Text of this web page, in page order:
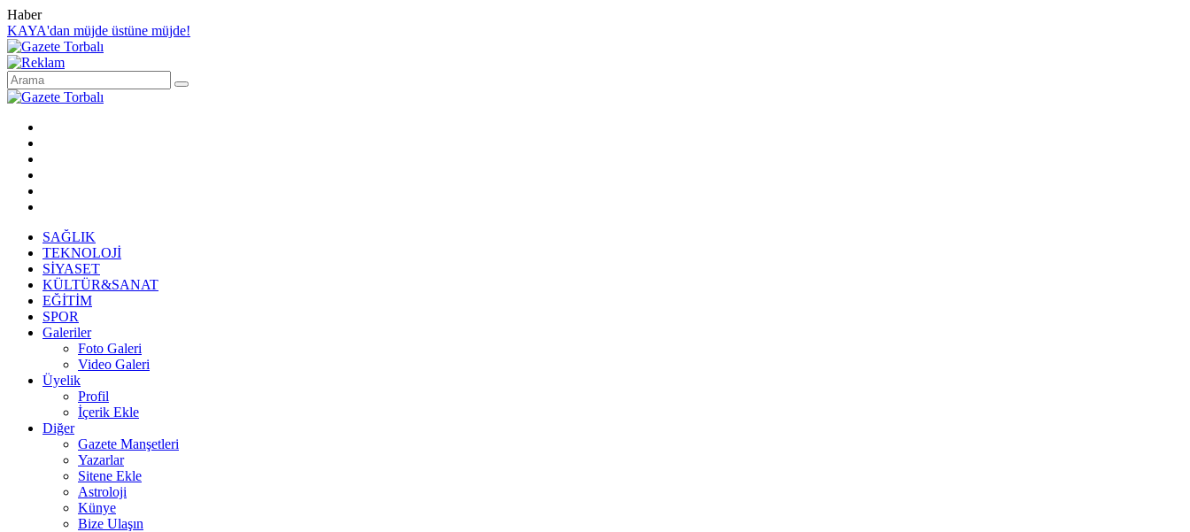
Haber
KAYA'dan müjde üstüne müjde!
SAĞLIK
TEKNOLOJİ
SİYASET
KÜLTÜR&SANAT
EĞİTİM
SPOR
Galeriler
Foto Galeri
Video Galeri
Üyelik
Profil
İçerik Ekle
Diğer
Gazete Manşetleri
Yazarlar
Sitene Ekle
Astroloji
Künye
Bize Ulaşın